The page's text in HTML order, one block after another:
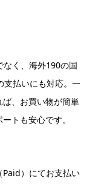
なく、海外190の国
支払いにも対応。一
、お買い物が簡単
トも安心です。
）にてお支払い